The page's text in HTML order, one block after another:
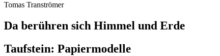
Tomas Tranströmer
Da berühren sich Himmel und Erde
Taufstein: Papiermodelle